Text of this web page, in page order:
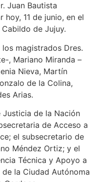
Juan Bautista
hoy, 11 de junio, en el
de Jujuy.
magistrados Dres.
, Mariano Miranda –
Nieva, Martín
de la Colina,
Arias.
de la Nación
de Acceso a
el subsecretario de
Méndez Ortiz; y el
Técnica y Apoyo a
la Ciudad Autónoma